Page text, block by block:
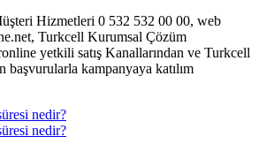
Hizmetleri 0 532 532 00 00, web
Turkcell Kurumsal Çözüm
yetkili satış Kanallarından ve Turkcell
başvurularla kampanyaya katılım
nedir?
nedir?